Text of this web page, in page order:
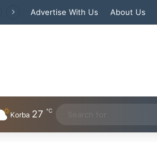
Advertise With Us About Us
Korba 27 ℃